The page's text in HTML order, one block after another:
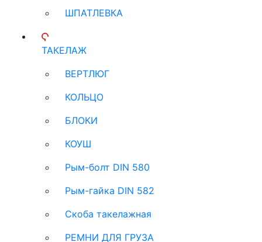
ШПАТЛЕВКА
ТАКЕЛАЖ
ВЕРТЛЮГ
КОЛЬЦО
БЛОКИ
КОУШ
Рым-болт DIN 580
Рым-гайка DIN 582
Скоба такелажная
РЕМНИ ДЛЯ ГРУЗА